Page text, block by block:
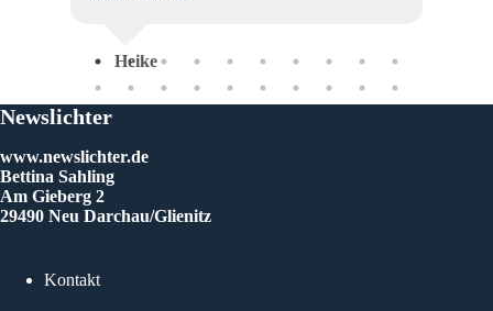
Heike
Newslichter
www.newslichter.de
Bettina Sahling
Am Gieberg 2
29490 Neu Darchau/Glienitz
Kontakt